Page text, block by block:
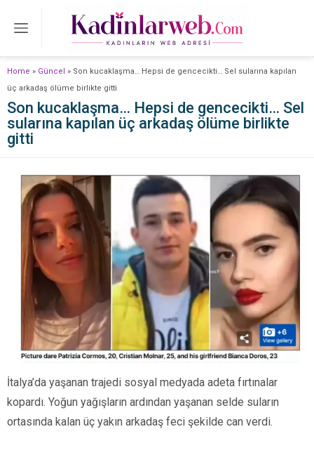
Home » Güncel » Son kucaklaşma… Hepsi de gencecikti… Sel sularına kapılan
üç arkadaş ölüme birlikte gitti
Son kucaklaşma… Hepsi de gencecikti… Sel
sularına kapılan üç arkadaş ölüme birlikte
gitti
İtalya’da yaşanan trajedi sosyal medyada adeta fırtınalar
kopardı. Yoğun yağışların ardından yaşanan selde suların
ortasında kalan üç yakın arkadaş feci şekilde can verdi.